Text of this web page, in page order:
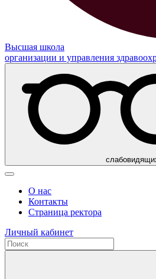
Высшая школа
организации и управления
О нас
Контакты
Страница ректора
Личный кабинет